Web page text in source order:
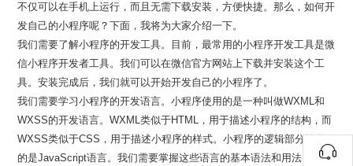
不仅可以在手机上运行，而且无需下载安装，方便快捷。那么，如何开
发自己的小程序呢？下面，我将为大家介绍一下。
我们需要了解小程序的开发工具。目前，最常用的小程序开发工具是微
信小程序开发者工具。我们可以在微信官方网站上下载并安装这个工
具。安装完成后，我们就可以开始开发自己的小程序了。
我们需要学习小程序的开发语言。小程序使用的是一种叫做WXML和
WXSS的开发语言。WXML类似于HTML，用于描述小程序的结构，而
WXSS类似于CSS，用于描述小程序的样式。小程序的逻辑部分使用
的是JavaScript语言。我们需要掌握这些语言的基本语法和用法。